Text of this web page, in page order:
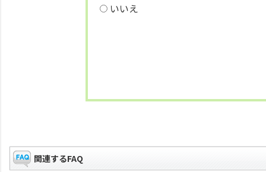
いいえ
関連するFAQ